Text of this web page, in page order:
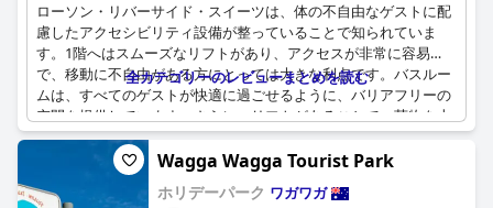
ローソン・リバーサイド・スイーツは、体の不自由なゲストに配
慮したアクセシビリティ設備が整っていることで知られていま
す。1階へはスムーズなリフトがあり、アクセスが非常に容易
で、移動に不自由がある方にとっては大きな利点です。バスルー
ムは、すべてのゲストが快適に過ごせるように、バリアフリーの
空間を提供しています。さらに、リフトがあることで、荷物を上
に運ぶのも簡単です。周辺のトラックは歩行しやすく、ロケーシ
ョン全体の利便性を高めています。広々とした客室とバリアフリ
ーのバスルームは、宿泊客から好評で、より快適な滞在を可能に
しています。キッチンには必要なものが揃っており、短期滞在に
全カテゴリーのレビューまとめを読む
Wagga Wagga Tourist Park
ホリデーパーク ワガワガ